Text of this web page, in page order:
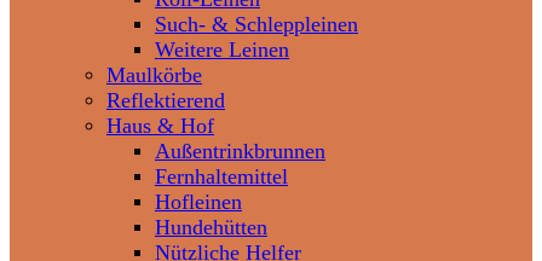
Such- & Schleppleinen
Weitere Leinen
Maulkörbe
Reflektierend
Haus & Hof
Außentrinkbrunnen
Fernhaltemittel
Hofleinen
Hundehütten
Nützliche Helfer